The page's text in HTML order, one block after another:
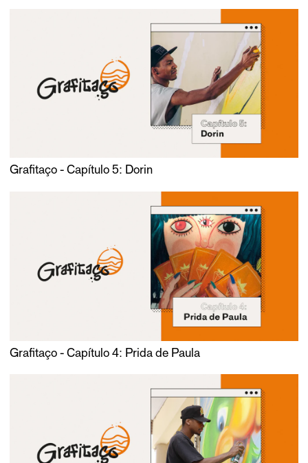
Grafitaço - Capítulo 5: Dorin
Grafitaço - Capítulo 4: Prida de Paula